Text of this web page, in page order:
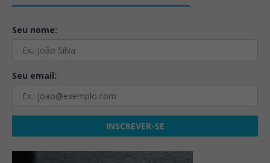
Seu nome:
Seu email: